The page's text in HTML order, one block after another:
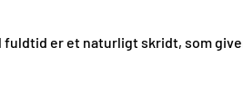
er et naturligt skridt, som